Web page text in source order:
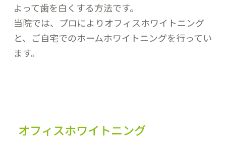
よって歯を白くする方法です。
当院では、プロによりオフィスホワイトニング
と、ご自宅でのホームホワイトニングを行ってい
ます。
オフィスホワイトニング